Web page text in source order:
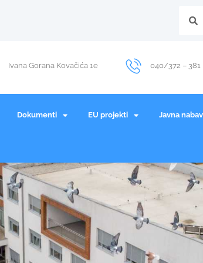
Ivana Gorana Kovačića 1e 040/372 – 381
Dokumenti EU projekti Javna